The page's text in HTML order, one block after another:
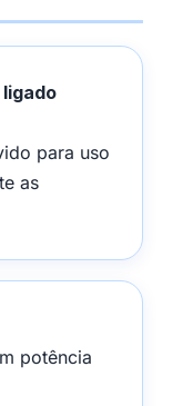
para uso
as
potência